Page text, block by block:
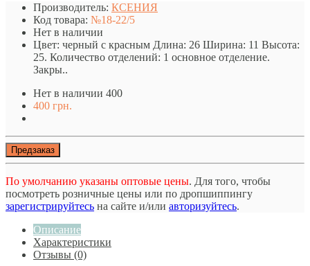
Производитель: КСЕНИЯ
Код товара: №18-22/5
Нет в наличии
Цвет: черный с красным Длина: 26 Ширина: 11 Высота:
25. Количество отделений: 1 основное отделение.
Закры..
Нет в наличии 400
400 грн.
Предзаказ
По умолчанию указаны оптовые цены. Для того, чтобы
посмотреть розничные цены или по дропшиппингу
зарегистрируйтесь на сайте и/или авторизуйтесь.
Описание
Характеристики
Отзывы (0)